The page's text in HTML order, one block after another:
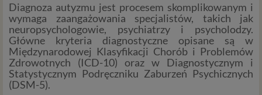
Diagnoza autyzmu jest procesem skomplikowanym i
wymaga zaangażowania specjalistów, takich jak
neuropsychologowie, psychiatrzy i psycholodzy.
Główne kryteria diagnostyczne opisane są w
Międzynarodowej Klasyfikacji Chorób i Problemów
Zdrowotnych (ICD-10) oraz w Diagnostycznym i
Statystycznym Podręczniku Zaburzeń Psychicznych
(DSM-5).